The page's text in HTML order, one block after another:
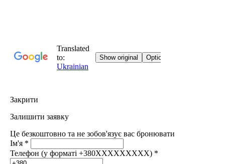
Закрити
Залишити заявку
Це безкоштовно та не зобов'язує вас бронювати
Ім'я *
Телефон (у форматі +380XXXXXXXXX) *